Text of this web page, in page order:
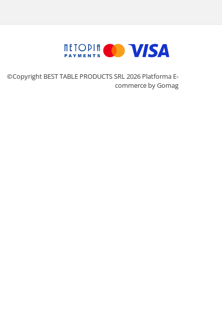
©Copyright BEST TABLE PRODUCTS SRL 2026 Platforma E-
commerce by Gomag